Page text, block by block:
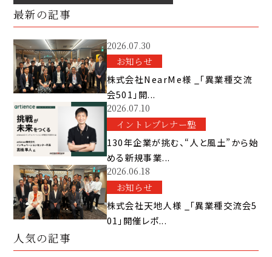
最新の記事
2026.07.30
お知らせ
株式会社NearMe様 _「異業種交流
会501」開...
2026.07.10
イントレプレナー塾
130年企業が挑む、“人と風土”から始
める新規事業...
2026.06.18
お知らせ
株式会社天地人様 _「異業種交流会5
01」開催レポ...
人気の記事